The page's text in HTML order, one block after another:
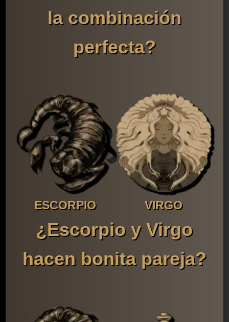
la combinación
perfecta?
ESCORPIO VIRGO
¿Escorpio y Virgo
hacen bonita pareja?